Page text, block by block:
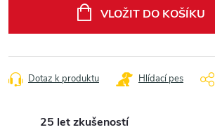
VLOŽIT DO KOŠÍKU
Dotaz k produktu Hlídací pes
25 let zkušeností